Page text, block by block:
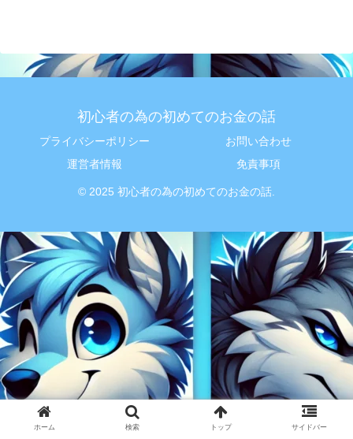
初心者の為の初めてのお金の話
プライバシーポリシー
お問い合わせ
運営者情報
免責事項
© 2025 初心者の為の初めてのお金の話.
ホーム 検索 トップ サイドバー